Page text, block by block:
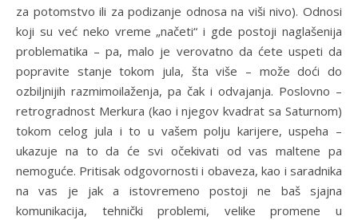
za potomstvo ili za podizanje odnosa na viši nivo). Odnosi
koji su već neko vreme „načeti“ i gde postoji naglašenija
problematika – pa, malo je verovatno da ćete uspeti da
popravite stanje tokom jula, šta više – može doći do
ozbiljnijih razmimoilaženja, pa čak i odvajanja. Poslovno –
retrogradnost Merkura (kao i njegov kvadrat sa Saturnom)
tokom celog jula i to u vašem polju karijere, uspeha –
ukazuje na to da će svi očekivati od vas maltene pa
nemoguće. Pritisak odgovornosti i obaveza, kao i saradnika
na vas je jak a istovremeno postoji ne baš sjajna
komunikacija, tehnički problemi, velike promene u